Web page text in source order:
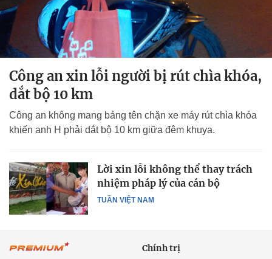
Công an xin lỗi người bị rút chìa khóa,
dắt bộ 10 km
Công an không mang bảng tên chặn xe máy rút chìa khóa
khiến anh H phải dắt bộ 10 km giữa đêm khuya.
TUẦN VIỆT NAM
Lời xin lỗi không thể thay trách
nhiệm pháp lý của cán bộ
Chính trị